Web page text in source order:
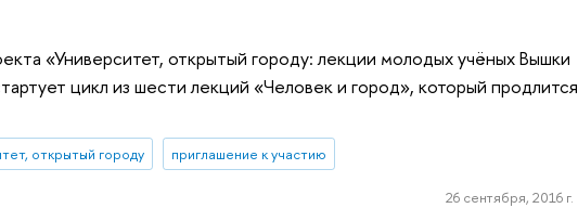
«Университет, открытый городу: лекции молодых учёных Вышки
цикл из шести лекций «Человек и город», который продлится
открытый городу приглашение к участию
26 сентября, 2016 г.